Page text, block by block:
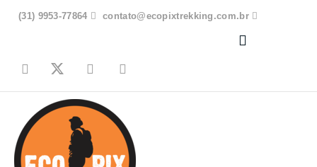
(31) 9953-77864  contato@ecopixtrekking.com.br

  